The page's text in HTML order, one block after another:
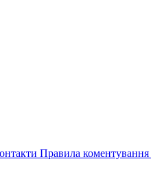
Правила коментування